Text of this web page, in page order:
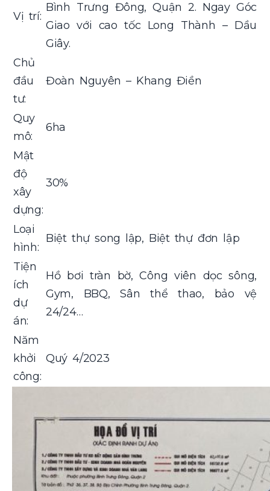
Vị trí:
Bình Trưng Đông, Quận 2. Ngay Góc
Giao với cao tốc Long Thành – Dầu
Giây.
Chủ
đầu
tư:
Đoàn Nguyên – Khang Điền
Quy
mô:
6ha
Mật
độ
xây
dựng:
30%
Loại
hình:
Biệt thự song lập, Biệt thự đơn lập
Tiện
ích
dự
án:
Hồ bơi tràn bờ, Công viên dọc sông,
Gym, BBQ, Sân thể thao, bảo vệ
24/24…
Năm
khởi
công:
Quý 4/2023